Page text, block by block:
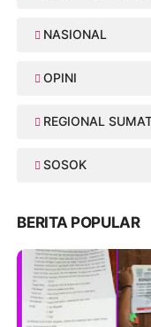
NASIONAL
OPINI
REGIONAL
SOSOK
BERITA POPULAR